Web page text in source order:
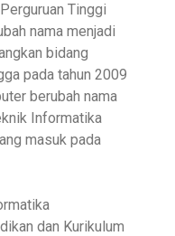
Tinggi
nama menjadi
bidang
pada tahun 2009
berubah nama
Informatika
masuk pada
dan Kurikulum